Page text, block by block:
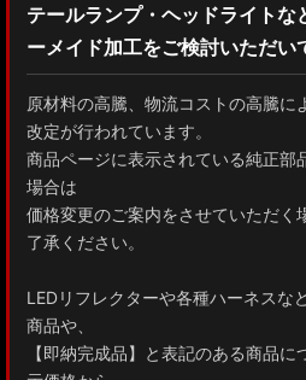
テールランプ・ヘッドライトな
ーメイド加工をご検討いただい
原材料の高騰、物流コストの高騰に
改定が行われています。
商品ページに表示されている純正部
場合は
価格変更のご案内をさせていただく
了承ください。
LEDリフレクターや各種ハーネスな
商品や、
【即納完成品】と表記のある商品